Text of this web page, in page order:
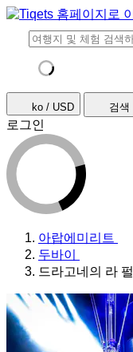
ko / USD 검색
로그인
아랍에미리트
두바이
드라고네의 라 펄